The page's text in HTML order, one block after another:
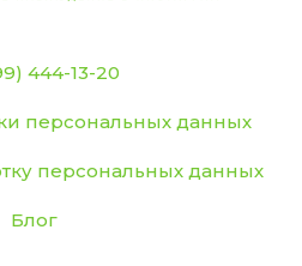
444-13-20
персональных данных
персональных данных
Блог